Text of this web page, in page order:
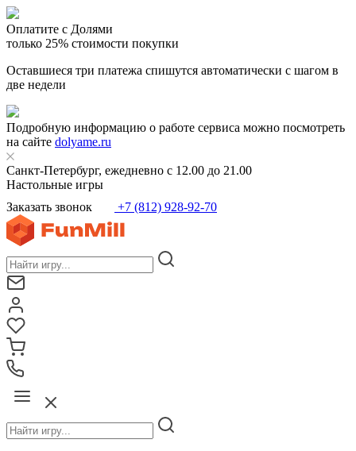
Оплатите с Долями
только 25% стоимости покупки
Оставшиеся три платежа спишутся автоматически с шагом в
две недели
Подробную информацию о работе сервиса можно посмотреть
на сайте dolyame.ru
Санкт-Петербург, ежедневно с 12.00 до 21.00
Настольные игры
Заказать звонок
+7 (812) 928-92-70